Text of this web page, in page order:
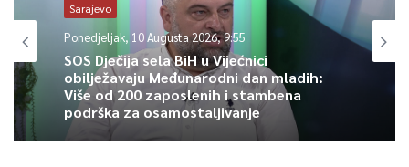
0
Article Rating
Sarajevo
Ponedjeljak, 10 Augusta 2026, 9:55
SOS Dječija sela BiH u Vijećnici
obilježavaju Međunarodni dan mladih:
Više od 200 zaposlenih i stambena
podrška za osamostaljivanje